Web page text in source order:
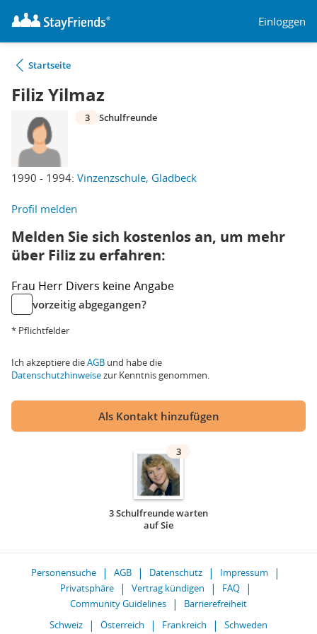
Einloggen
Startseite
Filiz Yilmaz
1990 - 1994: Vinzenzschule, Gladbeck
3 Schulfreunde
Profil melden
Melden Sie sich kostenlos an, um mehr
über Filiz zu erfahren:
Frau Herr Divers keine Angabe
vorzeitig abgegangen?
* Pflichtfelder
Ich akzeptiere dieAGB und habe die
Datenschutzhinweisezur Kenntnis genommen.
Als Kontakt hinzufügen
3
3 Schulfreunde warten
auf Sie
Personensuche AGB Datenschutz
Impressum
Privatsphäre
Vertrag kündigen
FAQ
Community Guidelines
Barrierefreiheit
Schweiz
Österreich Frankreich Schweden